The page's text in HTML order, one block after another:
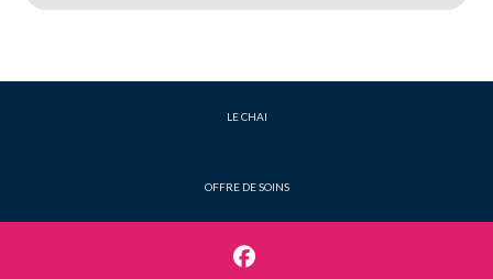
LE CHAI
OFFRE DE SOINS